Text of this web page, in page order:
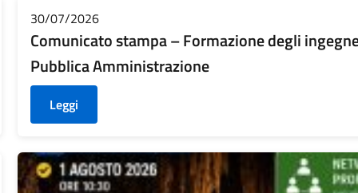
30/07/2026
Comunicato stampa – Formazione degli
Pubblica Amministrazione
Leggi